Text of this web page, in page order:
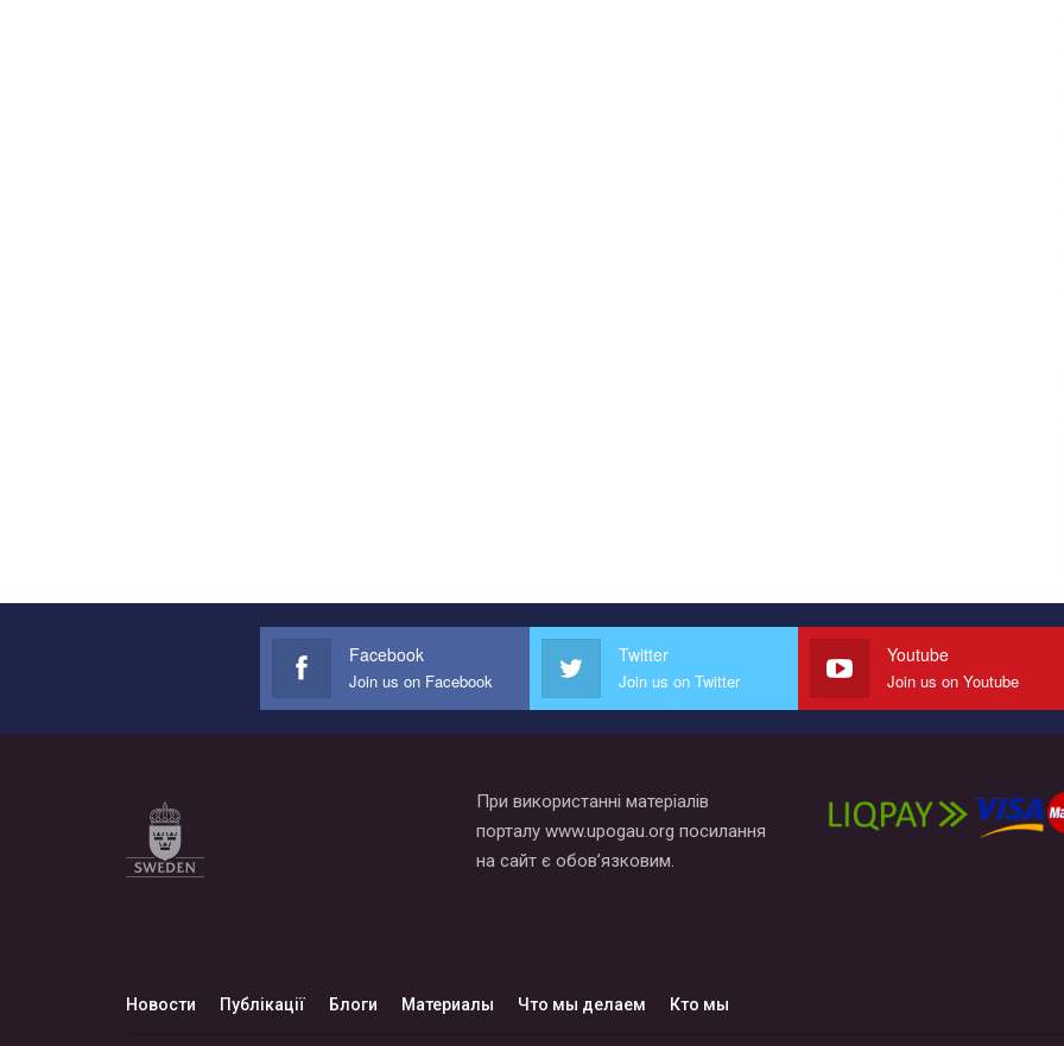
Facebook
Join us on Facebook
Twitter
Join us on Twitter
Youtube
Join us on Youtube
При використанні матеріалів
порталу www.upogau.org посилання
на сайт є обов’язковим.
Новости Публікації Блоги Материалы Что мы делаем Кто мы